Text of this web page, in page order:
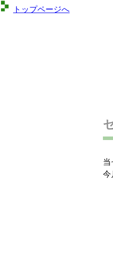
トップページへ
当
今